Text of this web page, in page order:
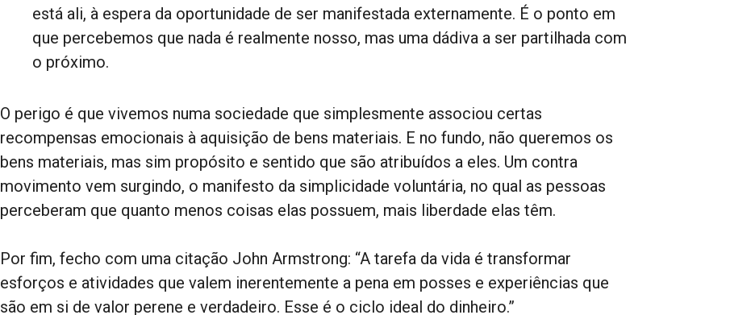
está ali, à espera da oportunidade de ser manifestada externamente. É o ponto em
que percebemos que nada é realmente nosso, mas uma dádiva a ser partilhada com
o próximo.
O perigo é que vivemos numa sociedade que simplesmente associou certas
recompensas emocionais à aquisição de bens materiais. E no fundo, não queremos os
bens materiais, mas sim propósito e sentido que são atribuídos a eles. Um contra
movimento vem surgindo, o manifesto da simplicidade voluntária, no qual as pessoas
perceberam que quanto menos coisas elas possuem, mais liberdade elas têm.
Por fim, fecho com uma citação John Armstrong: “A tarefa da vida é transformar
esforços e atividades que valem inerentemente a pena em posses e experiências que
são em si de valor perene e verdadeiro. Esse é o ciclo ideal do dinheiro.”